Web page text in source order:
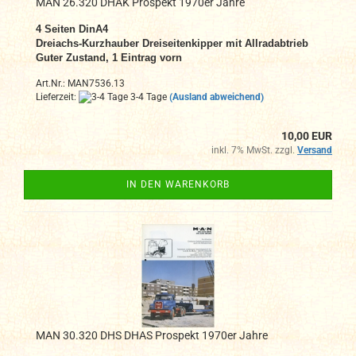
4 Seiten DinA4
Dreiachs-Kurzhauber Dreiseitenkipper mit Allradabtrieb
Guter Zustand, 1 Eintrag vorn
Art.Nr.: MAN7536.13
Lieferzeit:
3-4 Tage (Ausland abweichend)
10,00 EUR
inkl. 7% MwSt. zzgl. Versand
IN DEN WARENKORB
MAN 30.320 DHS DHAS Prospekt 1970er Jahre